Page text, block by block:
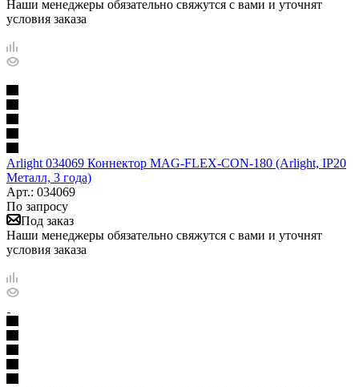
Наши менеджеры обязательно свяжутся с вами и уточнят
условия заказа
Arlight 034069 Коннектор MAG-FLEX-CON-180 (Arlight, IP20
Металл, 3 года)
Арт.: 034069
По запросу
Под заказ
Наши менеджеры обязательно свяжутся с вами и уточнят
условия заказа